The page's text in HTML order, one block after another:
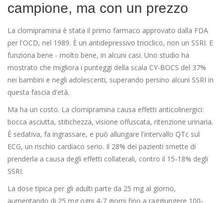
campione, ma con un prezzo
La clomipramina è stata il primo farmaco approvato dalla FDA
per l'OCD, nel 1989. È un antidepressivo triciclico, non un SSRI. E
funziona bene - molto bene, in alcuni casi. Uno studio ha
mostrato che migliora i punteggi della scala CY-BOCS del 37%
nei bambini e negli adolescenti, superando persino alcuni SSRI in
questa fascia d'età.
Ma ha un costo. La clomipramina causa effetti anticolinergici:
bocca asciutta, stitichezza, visione offuscata, ritenzione urinaria.
È sedativa, fa ingrassare, e può allungare l'intervallo QTc sul
ECG, un rischio cardiaco serio. Il 28% dei pazienti smette di
prenderla a causa degli effetti collaterali, contro il 15-18% degli
SSRI.
La dose tipica per gli adulti parte da 25 mg al giorno,
aumentando di 25 mg ogni 4-7 giorni fino a raggiungere 100-